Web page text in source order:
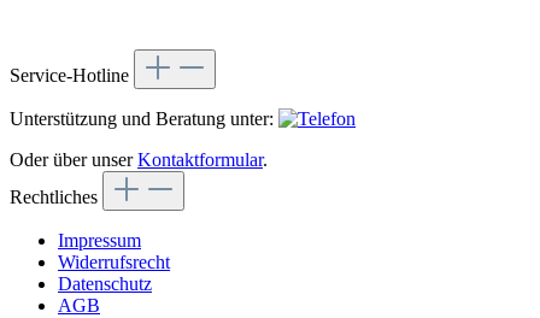
Service-Hotline
Unterstützung und Beratung unter:
Oder über unserKontaktformular.
Rechtliches
Impressum
Widerrufsrecht
Datenschutz
AGB